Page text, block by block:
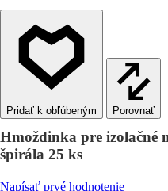
Porovnať
Hmoždinka pre izolačné
špirála 25 ks
Napísať prvé hodnotenie